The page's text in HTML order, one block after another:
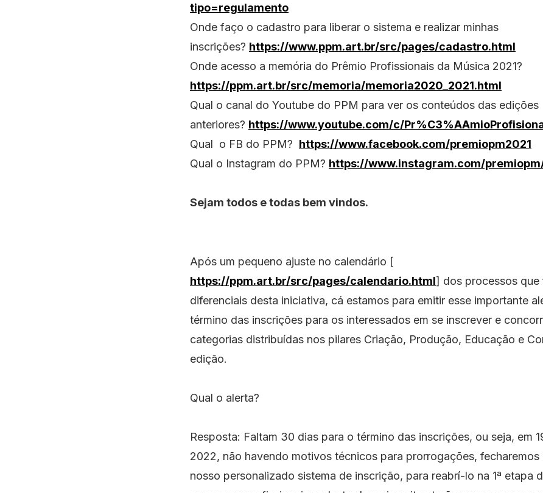
tipo=regulamento
Onde faço o cadastro para liberar o sistema e realizar minhas
inscrições? https://www.ppm.art.br/src/pages/cadastro.html
Onde acesso a memória do Prêmio Profissionais da Música 2021?
https://ppm.art.br/src/memoria/memoria2020_2021.html
Qual o canal do Youtube do PPM para ver os conteúdos das edições
anteriores? https://www.youtube.com/c/
Qual o FB do PPM? https://www.facebook.com/premiopm2021
Qual o Instagram do PPM? https://www.instagram.com/
Sejam todos e todas bem vindos.
Após um pequeno ajuste no calendário [
https://ppm.art.br/src/pages/calendario.html] dos processos
diferenciais desta iniciativa, cá estamos para emitir esse importante
término das inscrições para os interessados em se inscrever e
categorias distribuídas nos pilares Criação, Produção, Educação e
edição.
Qual o alerta?
Resposta: Faltam 30 dias para o término das inscrições, ou seja, em
2022, não havendo motivos técnicos para prorrogações, fecharemos
nosso personalizado sistema de inscrição, para reabrí-lo na 1ª etapa